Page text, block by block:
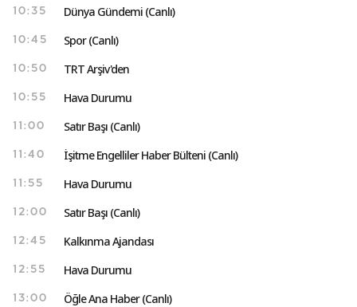
10:35 Dünya Gündemi (Canlı)
10:45 Spor (Canlı)
10:50 TRT Arşiv'den
10:55 Hava Durumu
11:00 Satır Başı (Canlı)
11:40 İşitme Engelliler Haber Bülteni (Canlı)
11:55 Hava Durumu
12:00 Satır Başı (Canlı)
12:45 Kalkınma Ajandası
12:55 Hava Durumu
13:00 Öğle Ana Haber (Canlı)